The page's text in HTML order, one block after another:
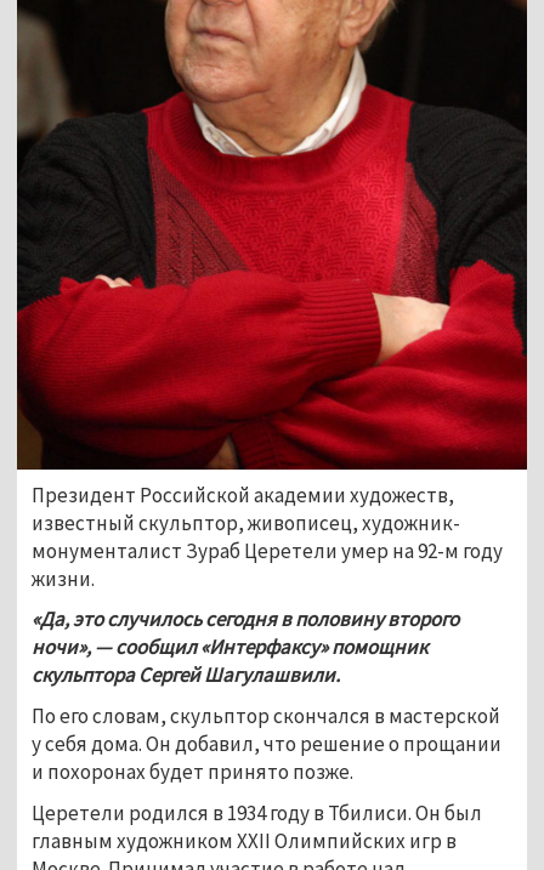
Президент Российской академии художеств,
известный скульптор, живописец, художник-
монументалист Зураб Церетели умер на 92-м году
жизни.
«Да, это случилось сегодня в половину второго
ночи», — сообщил «Интерфаксу» помощник
скульптора Сергей Шагулашвили.
По его словам, скульптор скончался в мастерской
у себя дома. Он добавил, что решение о прощании
и похоронах будет принято позже.
Церетели родился в 1934 году в Тбилиси. Он был
главным художником XXII Олимпийских игр в